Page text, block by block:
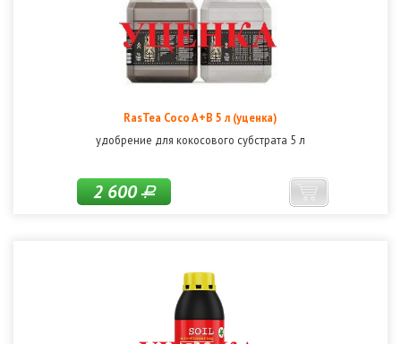
RasTea Coco A+B 5 л (уценка)
удобрение для кокосового субстрата 5 л
2 600Р